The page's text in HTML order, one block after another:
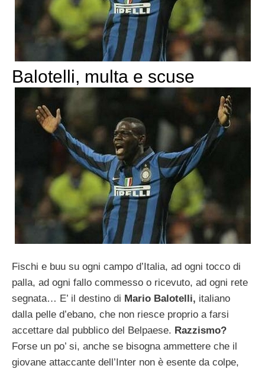
Balotelli, multa e scuse
Fischi e buu su ogni campo d’Italia, ad ogni tocco di
palla, ad ogni fallo commesso o ricevuto, ad ogni rete
segnata… E’ il destino di Mario Balotelli, italiano
dalla pelle d’ebano, che non riesce proprio a farsi
accettare dal pubblico del Belpaese. Razzismo?
Forse un po’ si, anche se bisogna ammettere che il
giovane attaccante dell’Inter non è esente da colpe,